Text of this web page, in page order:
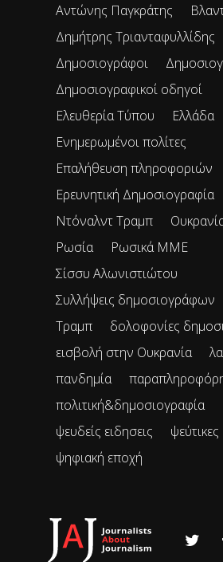
Αντώνης Παγκράτης
Δημήτρης Τριανταφυλλίδης
Δημοσιογράφοι
Δημοσιογραφικοί οδηγοί
Ελευθερία Τύπου
Ελλάδα
Ενημερωμένοι πολίτες
Επαλήθευση πληροφοριών
Ερευνητική Δημοσιογραφία
Ντόναλντ Τραμπ
Ρωσία
Ρωσικά ΜΜΕ
Σίσσυ Αλωνιστιώτου
Συλλήψεις δημοσιογράφων
Τραμπ
δολοφονίες
εισβολή στην Ουκρανία
πανδημία
πολιτική&δημοσιογραφία
ψευδείς ειδησεις
ψηφιακή εποχή